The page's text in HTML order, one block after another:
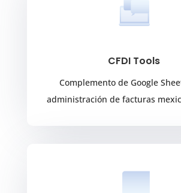
CFDI Tools
Complemento de Google
administración de facturas